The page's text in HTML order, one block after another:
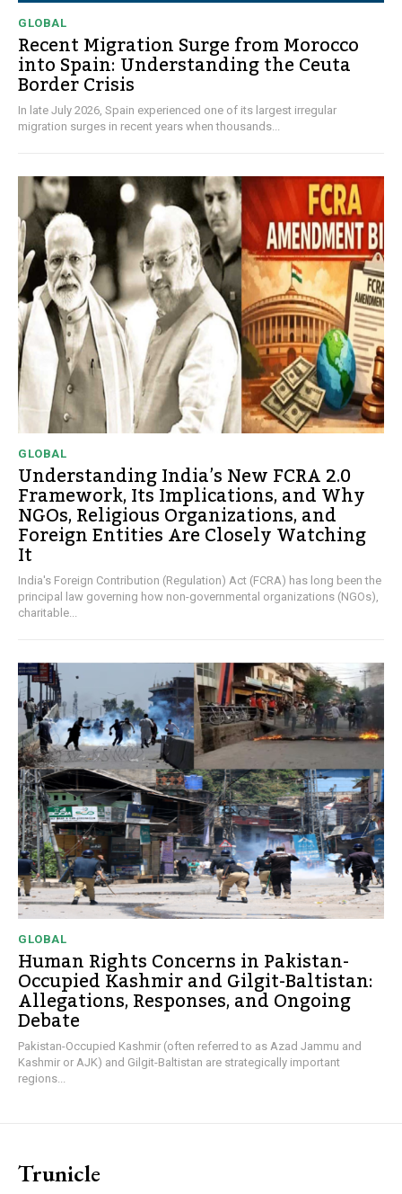
GLOBAL
Recent Migration Surge from Morocco
into Spain: Understanding the Ceuta
Border Crisis
In late July 2026, Spain experienced one of its largest irregular
migration surges in recent years when thousands...
GLOBAL
Understanding India’s New FCRA 2.0
Framework, Its Implications, and Why
NGOs, Religious Organizations, and
Foreign Entities Are Closely Watching
It
India's Foreign Contribution (Regulation) Act (FCRA) has long been the
principal law governing how non-governmental organizations (NGOs),
charitable...
GLOBAL
Human Rights Concerns in Pakistan-
Occupied Kashmir and Gilgit-Baltistan:
Allegations, Responses, and Ongoing
Debate
Pakistan-Occupied Kashmir (often referred to as Azad Jammu and
Kashmir or AJK) and Gilgit-Baltistan are strategically important
regions...
Trunicle